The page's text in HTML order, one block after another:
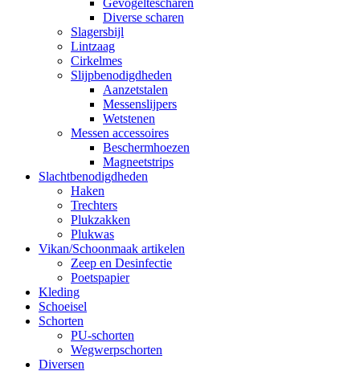
Gevogeltescharen
Diverse scharen
Slagersbijl
Lintzaag
Cirkelmes
Slijpbenodigdheden
Aanzetstalen
Messenslijpers
Wetstenen
Messen accessoires
Beschermhoezen
Magneetstrips
Slachtbenodigdheden
Haken
Trechters
Plukzakken
Plukwas
Vikan/Schoonmaak artikelen
Zeep en Desinfectie
Poetspapier
Kleding
Schoeisel
Schorten
PU-schorten
Wegwerpschorten
Diversen